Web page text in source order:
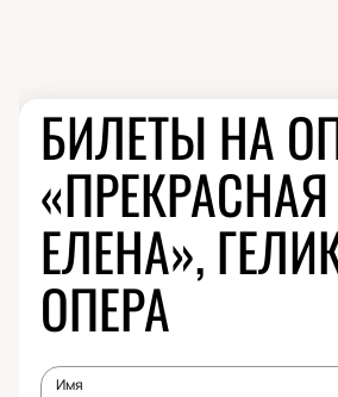
БИЛЕТЫ НА
«ПРЕКРАСНАЯ
ЕЛЕНА»,
ОПЕРА
Имя